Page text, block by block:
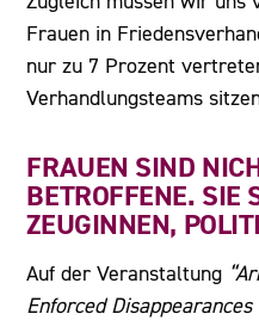
Frauen in
nur zu 7 Prozent
Verhandlungsteams
FRAUEN SIND
BETROFFENE. SIE
ZEUGINNEN,
Auf der Veranstaltung
Enforced